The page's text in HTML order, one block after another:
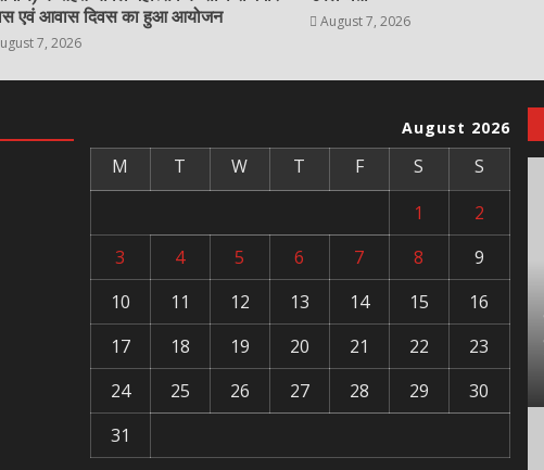
एवं आवास दिवस का हुआ आयोजन
7, 2026
August 7, 2026
August 2026
M T W T F S
S
1
2
3
4 5 6 7 8
9
10
11 12 13 14 15
16
17
18 19 20 21 22
23
24
25 26 27 28 29
30
31